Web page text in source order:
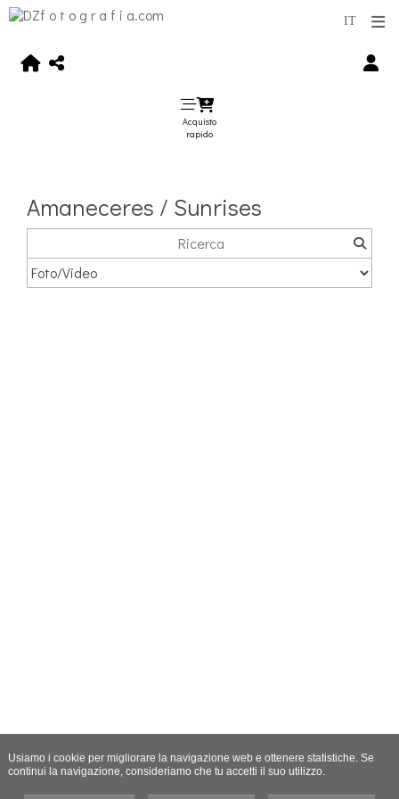
Acquisto
rapido
Amaneceres / Sunrises
Usiamo i cookie per migliorare la navigazione web e ottenere statistiche. Se
continui la navigazione, consideriamo che tu accetti il suo utilizzo.